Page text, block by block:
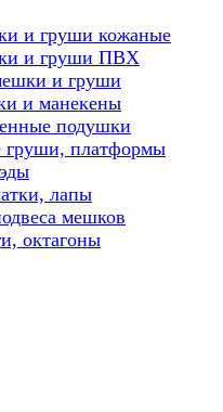
и груши кожаные
и груши ПВХ
и груши
и манекены
подушки
груши, платформы
лапы
мешков
октагоны